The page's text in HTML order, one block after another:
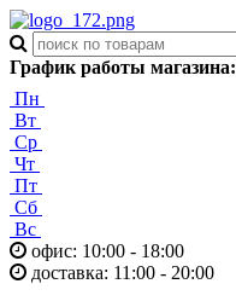
График работы магазина:
Пн
Вт
Ср
Чт
Пт
Сб
Вс
офис: 10:00 - 18:00
доставка: 11:00 - 20:00